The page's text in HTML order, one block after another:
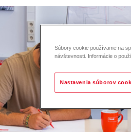
Súbory cookie používame na
návštevnosti. Informácie o
Nastavenia súborov